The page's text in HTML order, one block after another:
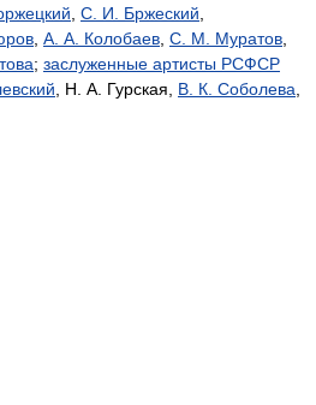
, С. И. Бржеский,
, А. А. Колобаев, С. М. Муратов,
; заслуженные артисты РСФСР
, Н. А. Гурская, В. К. Соболева,